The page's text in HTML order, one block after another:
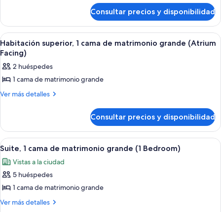
cama
de
matrimonio
grande
(London
Eye
View)
1
cama
de
matrimonio
grande
(London
Eye
Consultar precios y disponibilidad
Abrir
todas
las
fotos
de
Habitación
cama
de
matrimonio
grande
(Atrium
Facing)
Una habitación de hotel con cama,
5
Habitación superior, 1 cama de matrimonio grande (Atrium
Facing)
2 huéspedes
1 cama de matrimonio grande
Ver más detalles
Más
superior,
cama
matrimonio
grande
Facing)
Consultar precios y disponibilidad
Abrir
todas
las
fotos
de
Suite,
Sábanas de algodón egipcio y ropa
8
Suite, 1 cama de matrimonio grande (1 Bedroom)
Vistas a la ciudad
5 huéspedes
1 cama de matrimonio grande
Ver más detalles
Más